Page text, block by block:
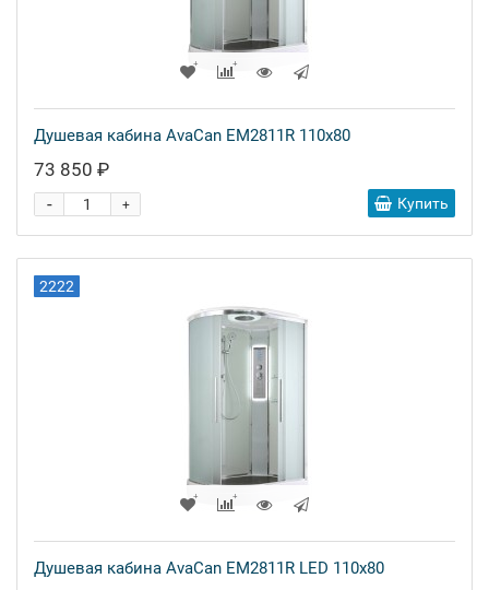
Душевая кабина AvaCan EM2811R 110x80
73 850 ₽
+
- Купить
2222
Душевая кабина AvaCan EM2811R LED 110x80